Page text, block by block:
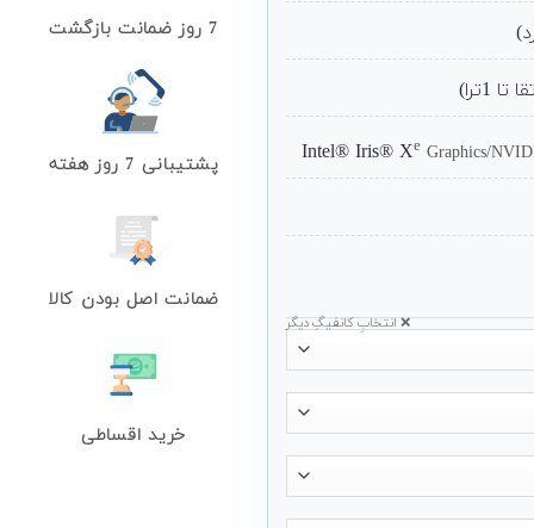
e Graphics/
❌ انتخابِ کانفیگِ دیگر
7 روز ضمانت بازگشت
پشتیبانی 7 روز هفته
ضمانت اصل بودن کالا
خرید اقساطی